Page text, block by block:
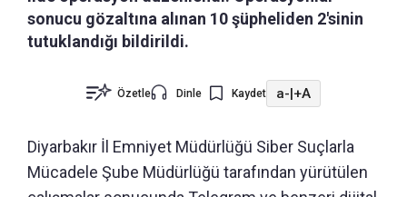
sonucu gözaltına alınan 10 şüpheliden 2'sinin
tutuklandığı bildirildi.
Özetle Dinle Kaydet a-|+A
Diyarbakır İl Emniyet Müdürlüğü Siber Suçlarla
Mücadele Şube Müdürlüğü tarafından yürütülen